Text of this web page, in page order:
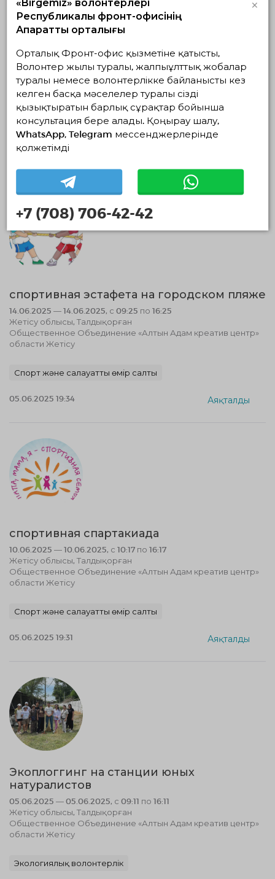
спортивная эстафета на городском пляже
14.06.2025 — 14.06.2025, с 09:25 по 16:25
Жетісу облысы, Талдықорған
Общественное Объединение «Алтын Адам креатив центр»
области Жетісу
Спорт және салауатты өмір салты
спортивная эстафета на городском пляже
14.06.2025 — 14.06.2025, с 09:25 по 16:25
Жетісу облысы, Талдықорған
Общественное Объединение «Алтын Адам креатив центр»
области Жетісу
Спорт және салауатты өмір салты
05.06.2025 19:34 Аяқталды
спортивная спартакиада
10.06.2025 — 10.06.2025, с 10:17 по 16:17
Жетісу облысы, Талдықорған
Общественное Объединение «Алтын Адам креатив центр»
области Жетісу
Спорт және салауатты өмір салты
05.06.2025 19:31 Аяқталды
Экоплоггинг на станции юных
натуралистов
05.06.2025 — 05.06.2025, с 09:11 по 16:11
Жетісу облысы, Талдықорған
Общественное Объединение «Алтын Адам креатив центр»
области Жетісу
Экологиялық волонтерлік
«Birgemiz» волонтерлері
Республикалық фронт-офисінің
Ақпараттық орталығы
×
Орталық Фронт-офис қызметіне қатысты,
Волонтер жылы туралы, жалпыұлттық жобалар
туралы немесе волонтерлікке байланысты кез
келген басқа мәселелер туралы сізді
қызықтыратын барлық сұрақтар бойынша
консультация бере алады. Қоңырау шалу,
WhatsApp, Telegram мессенджерлерінде
қолжетімді
+7 (708) 706-42-42